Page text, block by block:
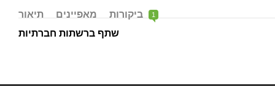
תיאור מאפיינים 1
שתף ברשתות חברתיות